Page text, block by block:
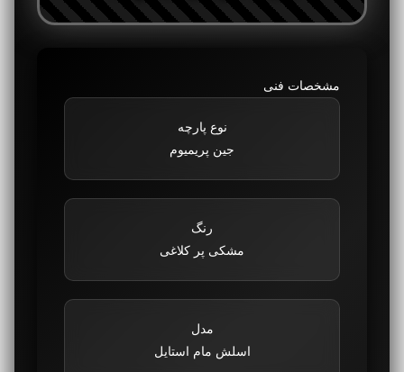
مشخصات فنی
نوع پارچه
جین پریمیوم
رنگ
مشکی پر کلاغی
مدل
اسلش مام استایل